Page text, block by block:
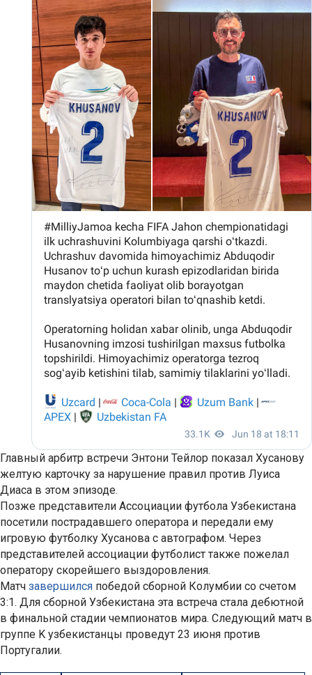
Главный арбитр встречи Энтони Тейлор показал Хусанову
желтую карточку за нарушение правил против Луиса
Диаса в этом эпизоде.
Позже представители Ассоциации футбола Узбекистана
посетили пострадавшего оператора и передали ему
игровую футболку Хусанова с автографом. Через
представителей ассоциации футболист также пожелал
оператору скорейшего выздоровления.
Матч завершился победой сборной Колумбии со счетом
3:1. Для сборной Узбекистана эта встреча стала дебютной
в финальной стадии чемпионатов мира. Следующий матч в
группе K узбекистанцы проведут 23 июня против
Португалии.